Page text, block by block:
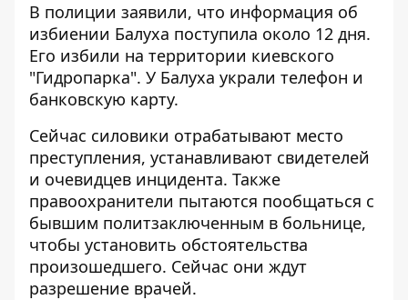
В полиции заявили, что информация об
избиении Балуха поступила около 12 дня.
Его избили на территории киевского
"Гидропарка". У Балуха украли телефон и
банковскую карту.
Сейчас силовики отрабатывают место
преступления, устанавливают свидетелей
и очевидцев инцидента. Также
правоохранители пытаются пообщаться с
бывшим политзаключенным в больнице,
чтобы установить обстоятельства
произошедшего. Сейчас они ждут
разрешение врачей.